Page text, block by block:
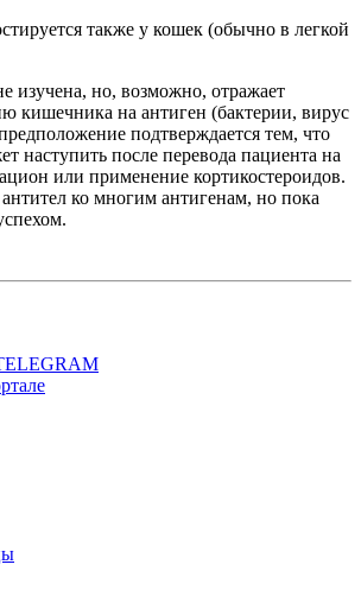
также у кошек (обычно в легкой
изучена, но, возможно, отражает
кишечника на антиген (бактерии, вирус
подтверждается тем, что
наступить после перевода пациента на
или применение кортикостероидов.
ко многим антигенам, но пока